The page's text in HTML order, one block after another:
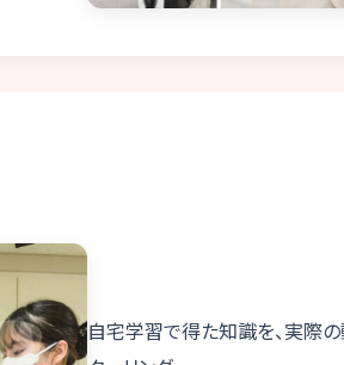
自宅学習で得た知識を、実際